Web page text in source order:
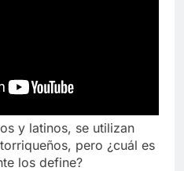
y latinos, se utilizan
pero ¿cuál es
los define?